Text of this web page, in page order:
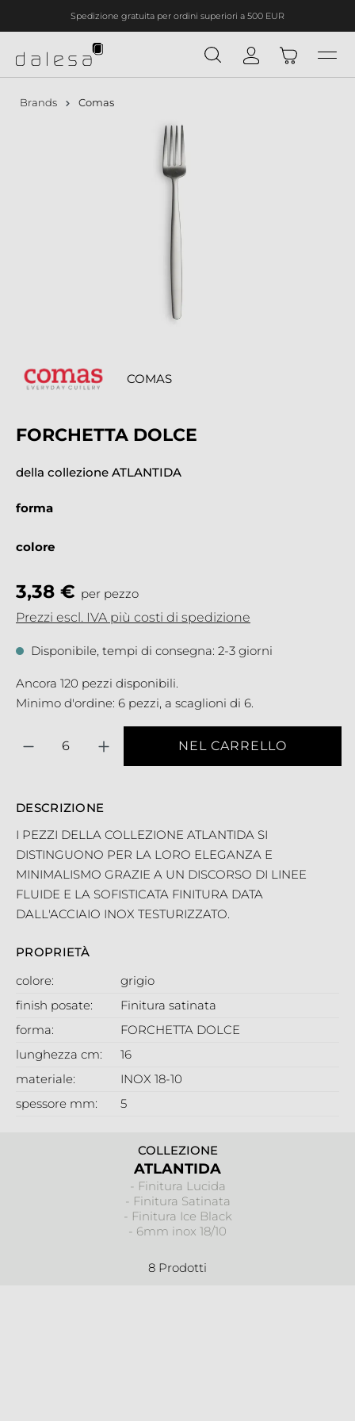
principaleSpedizione gratuita per ordini superiori a 500 EUR
COLLEZIONE
ATLANTIDA
- Finitura Lucida
- Finitura Satinata
- Finitura Ice Black
- 6mm inox 18/10
8 Prodotti
Brands Comas
COMAS
FORCHETTA DOLCE
della collezione ATLANTIDA
3,38 € per pezzo
Prezzi escl. IVA più costi di spedizione
Disponibile, tempi di consegna: 2-3 giorni
Ancora 120 pezzi disponibili.
Minimo d'ordine: 6 pezzi, a scaglioni di 6.
forma
colore
NEL CARRELLO
DESCRIZIONE
I PEZZI DELLA COLLEZIONE ATLANTIDA SI
DISTINGUONO PER LA LORO ELEGANZA E
MINIMALISMO GRAZIE A UN DISCORSO DI LINEE
FLUIDE E LA SOFISTICATA FINITURA DATA
DALL'ACCIAIO INOX TESTURIZZATO.
PROPRIETÀ
colore:
grigio
finish posate:
Finitura satinata
forma:
FORCHETTA DOLCE
lunghezza cm:
16
materiale:
INOX 18-10
spessore mm:
5